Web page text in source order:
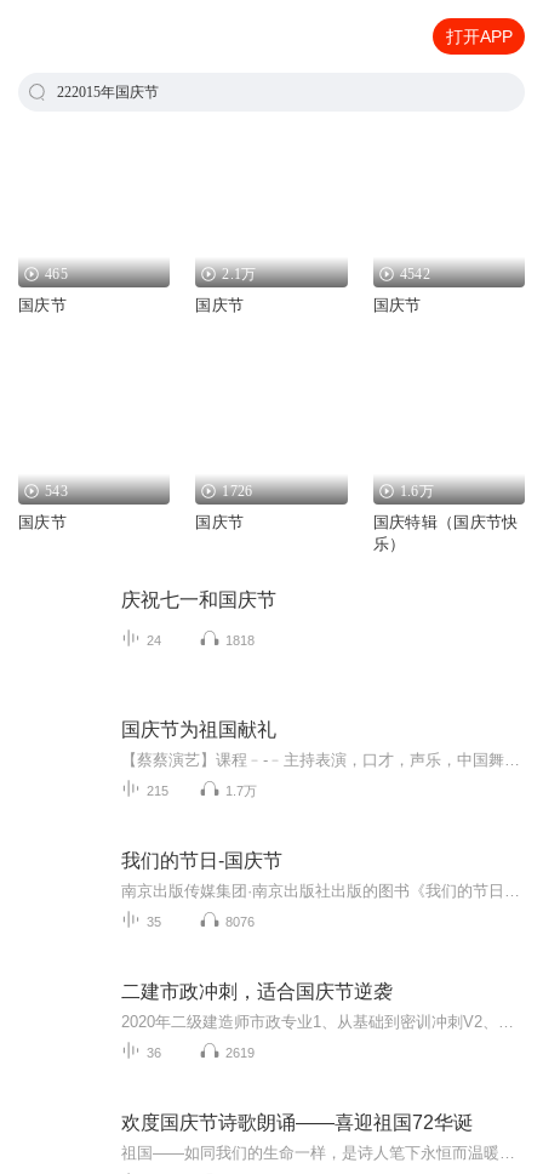
打开APP
222015年国庆节
465
国庆节
2.1万
国庆节
4542
国庆节
543
国庆节
1726
国庆节
1.6万
国庆特辑（国庆节快
乐）
庆祝七一和国庆节
24 1818
国庆节为祖国献礼
215 1.7万
我们的节日-国庆节
35 8076
二建市政冲刺，适合国庆节逆袭
36 2619
欢度国庆节诗歌朗诵——喜迎祖国72华诞